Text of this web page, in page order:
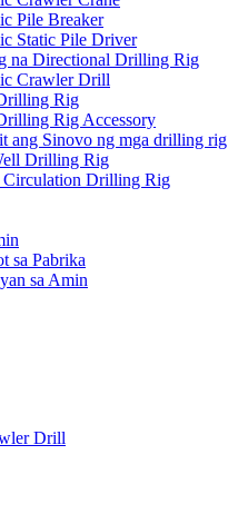
Pile Breaker
Static Pile Driver
na Directional Drilling Rig
Crawler Drill
Rig
Rig Accessory
ang Sinovo ng mga drilling rig
Drilling Rig
Circulation Drilling Rig
sa Pabrika
sa Amin
Drill